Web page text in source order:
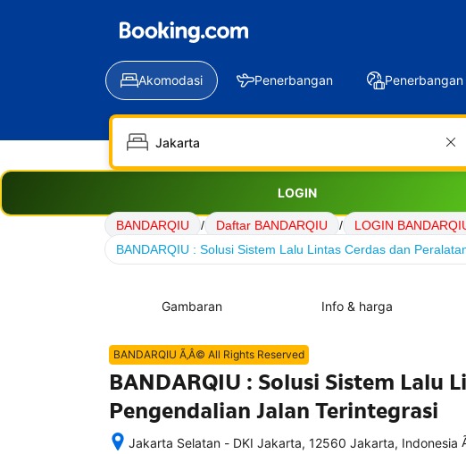
Akomodasi Penerbangan
LOGIN
BANDARQIU / Daftar BANDARQIU / LOGIN
BANDARQIU : Solusi Sistem Lalu Lintas Cerdas dan
Gambaran Info & harga
BANDARQIU Ã‚Â© All Rights Reserved
BANDARQIU : Solusi Sistem Lalu
Pengendalian Jalan Terintegrasi
Jakarta Selatan - DKI Jakarta, 12560 Jakarta, Indonesia